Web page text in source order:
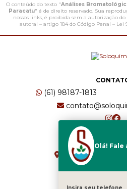
O conteúdo do texto "Análises
Paracatu" é de direito reservado. Sua
nossos links, é proibida sem a autorização
autoral – artigo 184 do Código Penal – Lei
(61) 98187-1813
ENDEREÇO
CRS 511 Sul, Bl B,
Brasília - DF -
Olá! Fale